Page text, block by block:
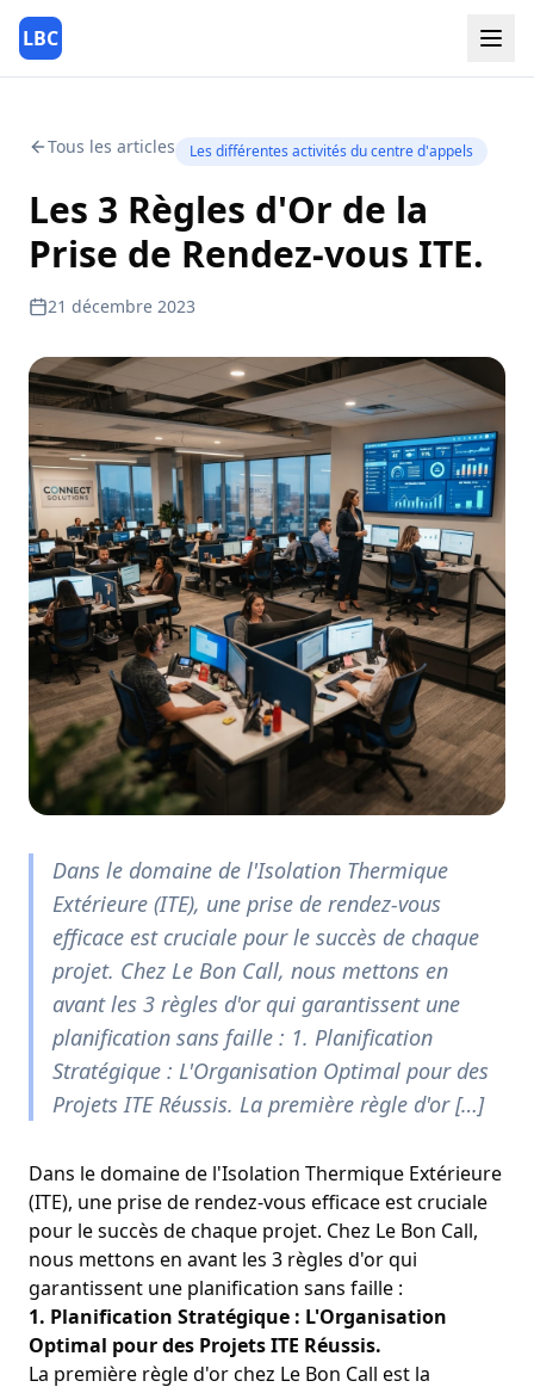
LBC
Tous les articles Les différentes activités du centre d'appels
Les 3 Règles d'Or de la
Prise de Rendez-vous ITE.
21 décembre 2023
Dans le domaine de l'Isolation Thermique
Extérieure (ITE), une prise de rendez-vous
efficace est cruciale pour le succès de chaque
projet. Chez Le Bon Call, nous mettons en
avant les 3 règles d'or qui garantissent une
planification sans faille : 1. Planification
Stratégique : L'Organisation Optimal pour des
Projets ITE Réussis. La première règle d'or […]
Dans le domaine de l'Isolation Thermique Extérieure
(ITE), une prise de rendez-vous efficace est cruciale
pour le succès de chaque projet. Chez Le Bon Call,
nous mettons en avant les 3 règles d'or qui
garantissent une planification sans faille :
1. Planification Stratégique : L'Organisation
Optimal pour des Projets ITE Réussis.
La première règle d'or chez Le Bon Call est la